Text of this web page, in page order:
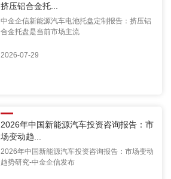
挤压铝合金托...
中金企信新能源汽车电池托盘定制报告：挤压铝
合金托盘是当前市场主流
2026-07-29
2026年中国新能源汽车投资咨询报告：市
场变动趋...
2026年中国新能源汽车投资咨询报告：市场变动
趋势研究-中金企信发布